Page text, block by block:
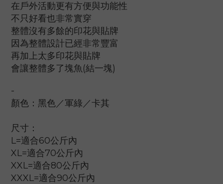
在戶外活動更有方便與功能性
不只好看也非常實穿
整體沒有多餘的印花與貼牌
因為整體設計已經非常豐富
再加上太多印花與貼牌
會讓整體多了塊魚(結一塊)
-
顏色：黑色／軍綠／卡其
尺寸：
L=適合60公斤內
XL=適合70公斤內
XXL=適合80公斤內
XXXL=適合90公斤內